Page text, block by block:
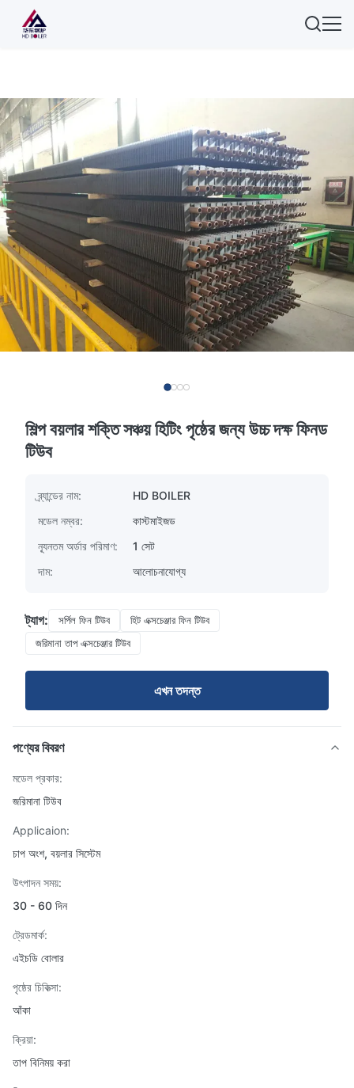
শিল্প বয়লার শক্তি সঞ্চয় হিটিং পৃষ্ঠের জন্য উচ্চ দক্ষ ফিনড
টিউব
ব্র্যান্ডের নাম:
HD BOILER
মডেল নম্বর:
কাস্টমাইজড
ন্যূনতম অর্ডার পরিমাণ:
1 সেট
দাম:
আলোচনাযোগ্য
ট্যাগ: সর্পিল ফিন টিউব
হিট এক্সচেঞ্জার ফিন টিউব
জরিমানা তাপ এক্সচেঞ্জার টিউব
এখন তদন্ত
পণ্যের বিবরণ
মডেল প্রকার:
জরিমানা টিউব
Applicaion:
চাপ অংশ, বয়লার সিস্টেম
উৎপাদন সময়:
30 - 60 দিন
ট্রেডমার্ক:
এইচডি বোলার
পৃষ্ঠের চিকিত্সা:
আঁকা
ক্রিয়া:
তাপ বিনিময় করা